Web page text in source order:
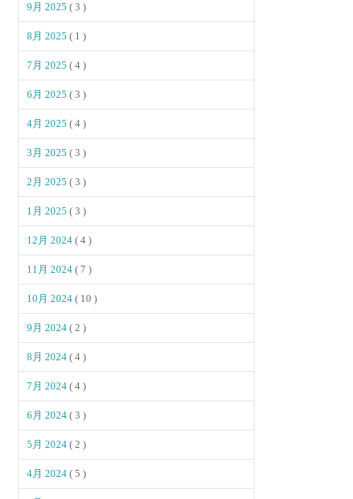
9月 2025( 3 )
8月 2025( 1 )
7月 2025( 4 )
6月 2025( 3 )
4月 2025( 4 )
3月 2025( 3 )
2月 2025( 3 )
1月 2025( 3 )
12月 2024( 4 )
11月 2024( 7 )
10月 2024( 10 )
9月 2024( 2 )
8月 2024( 4 )
7月 2024( 4 )
6月 2024( 3 )
5月 2024( 2 )
4月 2024( 5 )